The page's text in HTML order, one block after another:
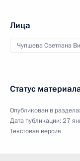
Лица
Чупшева Светлана
Статус
Опубликован в
Дата публикации:27
Текстовая версия